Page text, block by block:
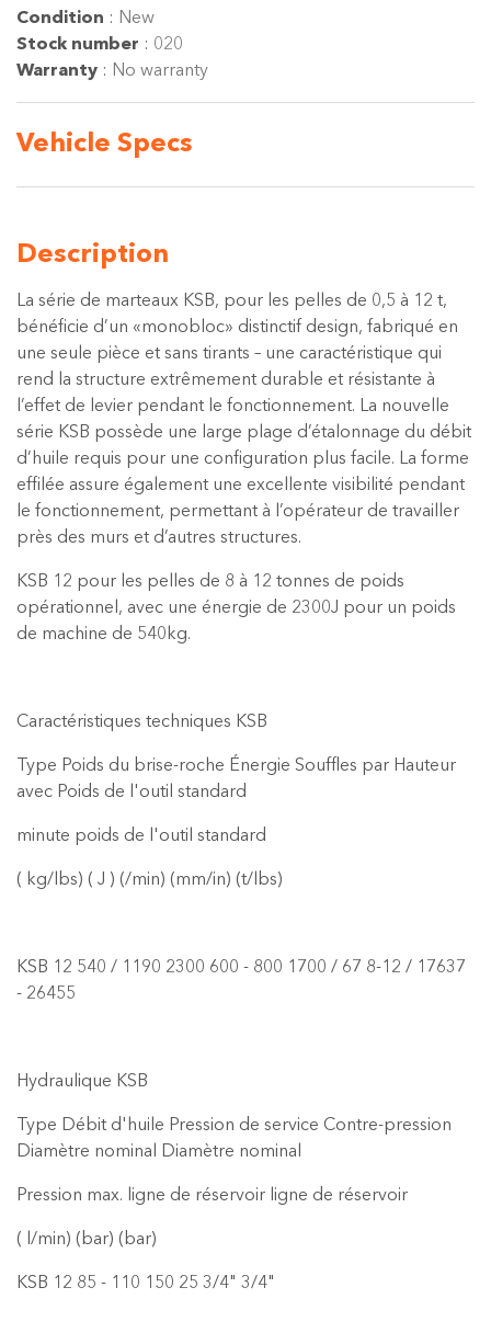
Condition : New
Stock number : 020
Warranty : No warranty
Vehicle Specs
Description
La série de marteaux KSB, pour les pelles de 0,5 à 12 t,
bénéficie d’un «monobloc» distinctif design, fabriqué en
une seule pièce et sans tirants – une caractéristique qui
rend la structure extrêmement durable et résistante à
l’effet de levier pendant le fonctionnement. La nouvelle
série KSB possède une large plage d’étalonnage du débit
d’huile requis pour une configuration plus facile. La forme
effilée assure également une excellente visibilité pendant
le fonctionnement, permettant à l’opérateur de travailler
près des murs et d’autres structures.
KSB 12 pour les pelles de 8 à 12 tonnes de poids
opérationnel, avec une énergie de 2300J pour un poids
de machine de 540kg.
Caractéristiques techniques KSB
Type Poids du brise-roche Énergie Souffles par Hauteur
avec Poids de l'outil standard
minute poids de l'outil standard
( kg/lbs) ( J ) (/min) (mm/in) (t/lbs)
KSB 12 540 / 1190 2300 600 - 800 1700 / 67 8-12 / 17637
- 26455
Hydraulique KSB
Type Débit d'huile Pression de service Contre-pression
Diamètre nominal Diamètre nominal
Pression max. ligne de réservoir ligne de réservoir
( l/min) (bar) (bar)
KSB 12 85 - 110 150 25 3/4" 3/4"